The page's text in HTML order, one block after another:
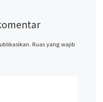
Ruas yang wajib